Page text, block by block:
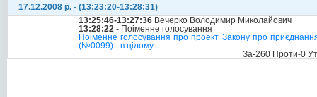
17.12.2008 р. - (13:23:20-13:28:31)
13:25:46-13:27:36 Вечерко Володимир Миколайович
13:28:22 - Поіменне голосування
Поіменне голосування про проект Закону про
(№0099) - в цілому
За-260 Проти-0